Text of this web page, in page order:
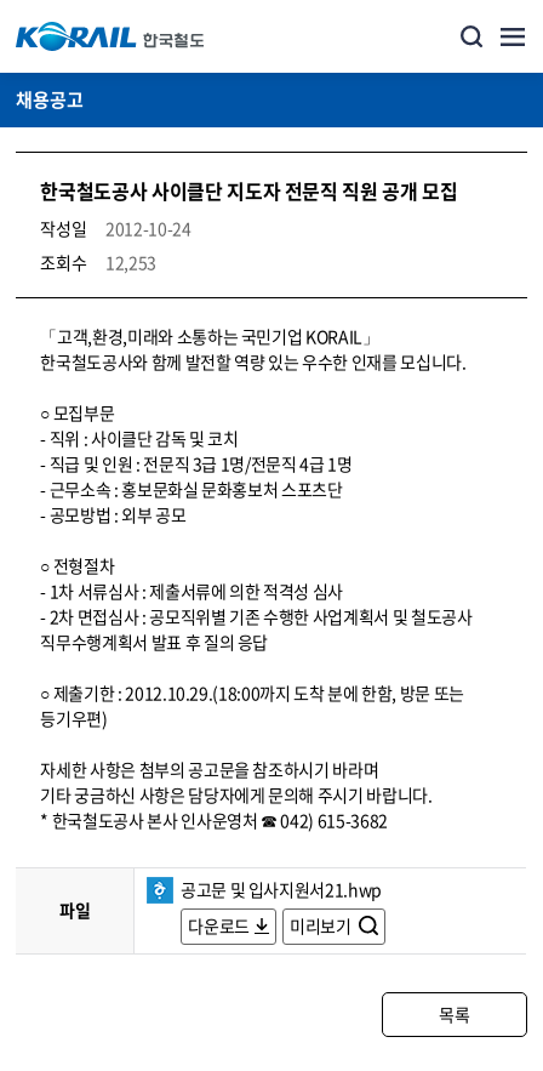
채용공고
한국철도공사 사이클단 지도자 전문직 직원 공개 모집
작성일
2012-10-24
조회수
12,253
코레일소개_경영공시_채용공고 상세보기 – 내용, 파일, 담당자 연락처로 구성
「고객,환경,미래와 소통하는 국민기업 KORAIL」
한국철도공사와 함께 발전할 역량 있는 우수한 인재를 모십니다.
○ 모집부문
- 직위 : 사이클단 감독 및 코치
- 직급 및 인원 : 전문직 3급 1명/전문직 4급 1명
- 근무소속 : 홍보문화실 문화홍보처 스포츠단
- 공모방법 : 외부 공모
○ 전형절차
- 1차 서류심사 : 제출서류에 의한 적격성 심사
- 2차 면접심사 : 공모직위별 기존 수행한 사업계획서 및 철도공사
직무수행계획서 발표 후 질의 응답
○ 제출기한 : 2012.10.29.(18:00까지 도착 분에 한함, 방문 또는
등기우편)
자세한 사항은 첨부의 공고문을 참조하시기 바라며
기타 궁금하신 사항은 담당자에게 문의해 주시기 바랍니다.
* 한국철도공사 본사 인사운영처 ☎ 042) 615-3682
파일
공고문 및 입사지원서21.hwp
다운로드
미리보기
목록